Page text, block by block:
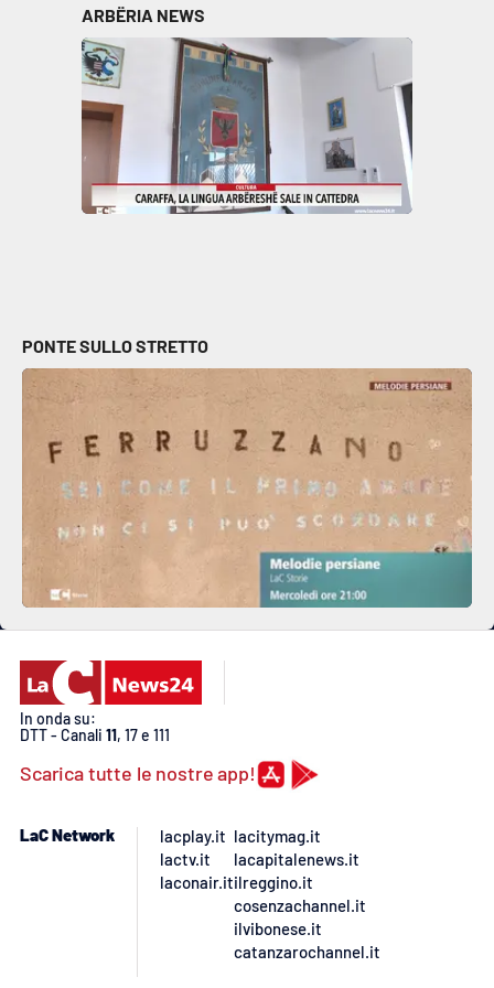
ARBËRIA NEWS
PONTE SULLO STRETTO
In onda su:
DTT - Canali 11, 17 e 111
Scarica tutte le nostre app!
LaC Network
lacplay.it
lactv.it
laconair.it
lacitymag.it
lacapitalenews.it
ilreggino.it
cosenzachannel.it
ilvibonese.it
catanzarochannel.it